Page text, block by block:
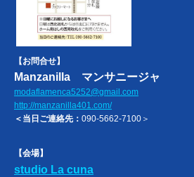
【お問合せ】
Manzanilla マンサニージャ
modaflamenca5252@gmail.com
http://manzanilla401.com/
＜当日ご連絡先： 090-5662-7100＞
【会場】
studio La cuna